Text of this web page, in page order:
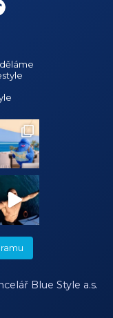
Blue Style a.s.